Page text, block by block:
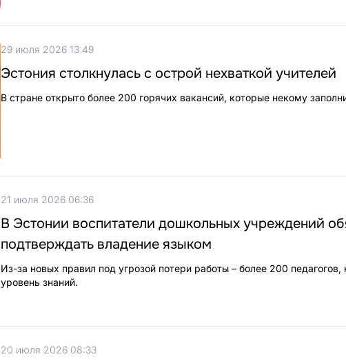
29 июля 2026 13:49
Эстония столкнулась с острой нехваткой учителей
В стране открыто более 200 горячих вакансий, которые некому
21 июля 2026 06:36
В Эстонии воспитатели дошкольных учреждений
подтверждать владение языком
Из-за новых правил под угрозой потери работы – более 200
уровень знаний.
20 июля 2026 08:33